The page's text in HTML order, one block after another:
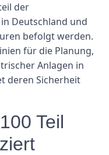
der
Deutschland und
befolgt werden.
für die Planung,
Anlagen in
deren Sicherheit
Teil